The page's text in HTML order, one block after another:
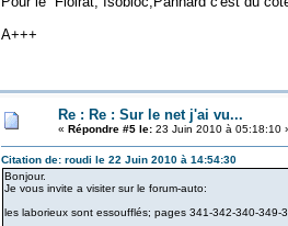
A+++
Re : Re : Sur le net j'ai vu...
« Répondre #5 le:23 Juin 2010 à 05:18:10
Citation de: roudi le 22 Juin 2010 à 14:54:30
Bonjour.
Je vous invite a visiter sur le forum-auto:
les laborieux sont essoufflés; pages 341-342-340-349-